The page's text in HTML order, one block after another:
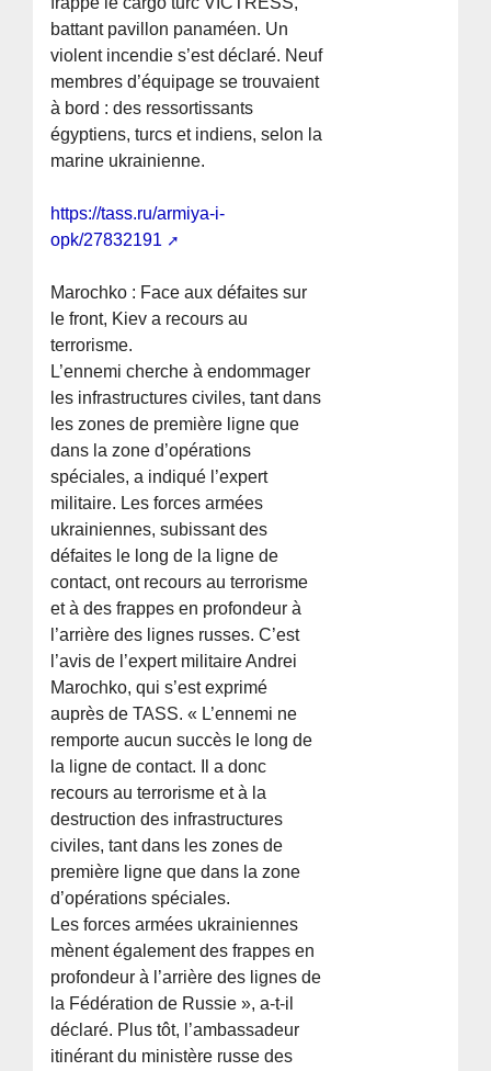
battant pavillon panaméen. Un
violent incendie s’est déclaré. Neuf
membres d’équipage se trouvaient
à bord : des ressortissants
égyptiens, turcs et indiens, selon la
marine ukrainienne.
https://tass.ru/armiya-i-
opk/27832191
Marochko : Face aux défaites sur
le front, Kiev a recours au
terrorisme.
L’ennemi cherche à endommager
les infrastructures civiles, tant dans
les zones de première ligne que
dans la zone d’opérations
spéciales, a indiqué l’expert
militaire. Les forces armées
ukrainiennes, subissant des
défaites le long de la ligne de
contact, ont recours au terrorisme
et à des frappes en profondeur à
l’arrière des lignes russes. C’est
l’avis de l’expert militaire Andrei
Marochko, qui s’est exprimé
auprès de TASS. « L’ennemi ne
remporte aucun succès le long de
la ligne de contact. Il a donc
recours au terrorisme et à la
destruction des infrastructures
civiles, tant dans les zones de
première ligne que dans la zone
d’opérations spéciales.
Les forces armées ukrainiennes
mènent également des frappes en
profondeur à l’arrière des lignes de
la Fédération de Russie », a-t-il
déclaré. Plus tôt, l’ambassadeur
itinérant du ministère russe des